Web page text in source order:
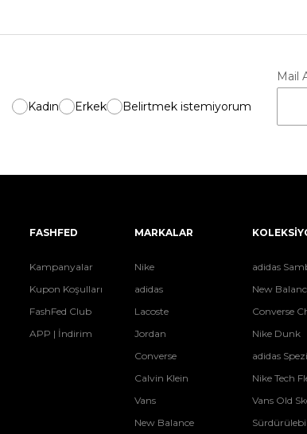
Kadın Erkek Belirtmek istemiyorum
Mail
FASHFED
Kampanyalar
Kupon Koşulları
FashFed Club
APP | İndirim
MARKALAR
Nike
adidas
Lacoste
Jordan
Converse
Calvin Klein
Vans
New Balance
adidas
New
Converse
Nike Dunk
adidas
Nike Tech
Vans Old